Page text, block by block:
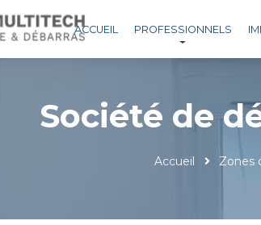
ACCUEIL PROFESSIONNELS
Société de
Accueil Zones